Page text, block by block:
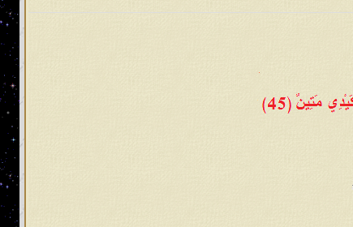
وما هو بالهزل، لذلك فلا بدّ أن
لَكُمْ طَالُوتَ مَلِكًا قَالُوا أَنَّىٰ يَكُونُ لَهُ
بسطةً فِي الْعِلْمِ وَالْجِسْمِ وَاللَّهُ
إليها ولم يبقَ إلا الاسم فلا
القوي منهم الضعيف فلا يبقى